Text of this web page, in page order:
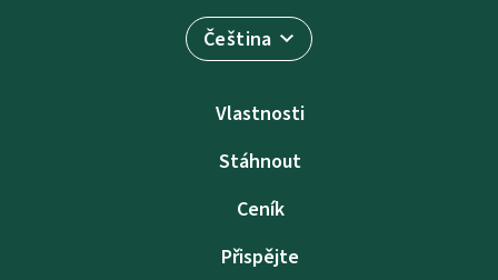
Čeština
Vlastnosti
Stáhnout
Ceník
Přispějte